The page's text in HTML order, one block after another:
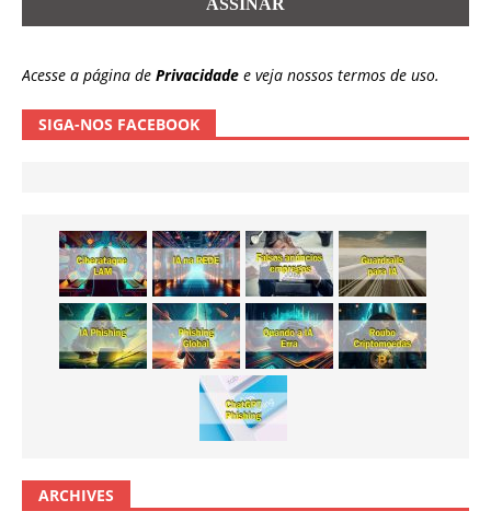
Acesse a página de Privacidade e veja nossos termos de uso.
SIGA-NOS FACEBOOK
ARCHIVES